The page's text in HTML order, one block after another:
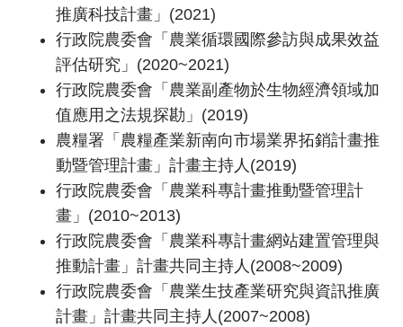
推廣科技計畫」(2021)
行政院農委會「農業循環國際參訪與成果效益
評估研究」(2020~2021)
行政院農委會「農業副產物於生物經濟領域加
值應用之法規探勘」(2019)
農糧署「農糧產業新南向市場業界拓銷計畫推
動暨管理計畫」計畫主持人(2019)
行政院農委會「農業科專計畫推動暨管理計
畫」(2010~2013)
行政院農委會「農業科專計畫網站建置管理與
推動計畫」計畫共同主持人(2008~2009)
行政院農委會「農業生技產業研究與資訊推廣
計畫」計畫共同主持人(2007~2008)